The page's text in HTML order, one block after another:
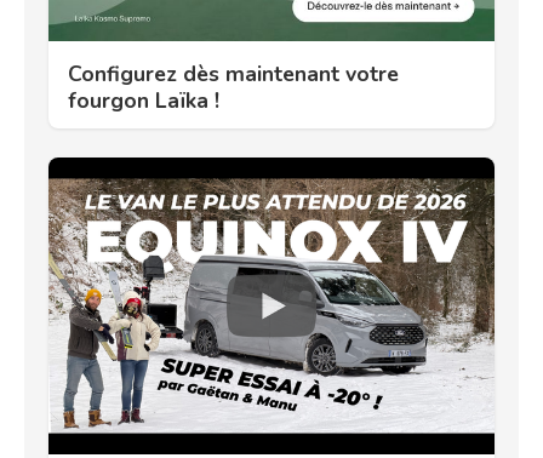
Configurez dès maintenant votre
fourgon Laïka !